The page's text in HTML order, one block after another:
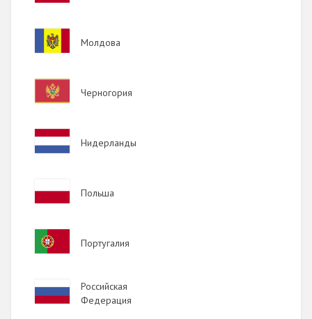
Image
Молдова
Image
Черногория
Image
Нидерланды
Польша
Image
Португалия
Image
Российская
Федерация